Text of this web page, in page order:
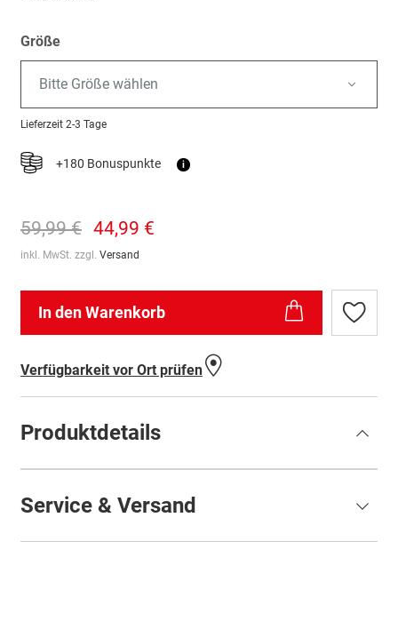
Größe
Bitte Größe wählen
Lieferzeit 2-3 Tage
+180 Bonuspunkte i
59,99 € 44,99 €
inkl. MwSt. zzgl. Versand
In den Warenkorb
Zur
Verfügbarkeit vor Ort prüfen
Produktdetails
Service & Versand